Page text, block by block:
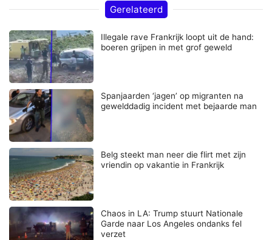
Gerelateerd
Illegale rave Frankrijk loopt uit de hand:
boeren grijpen in met grof geweld
Spanjaarden ‘jagen’ op migranten na
gewelddadig incident met bejaarde man
Belg steekt man neer die flirt met zijn
vriendin op vakantie in Frankrijk
Chaos in LA: Trump stuurt Nationale
Garde naar Los Angeles ondanks fel
verzet